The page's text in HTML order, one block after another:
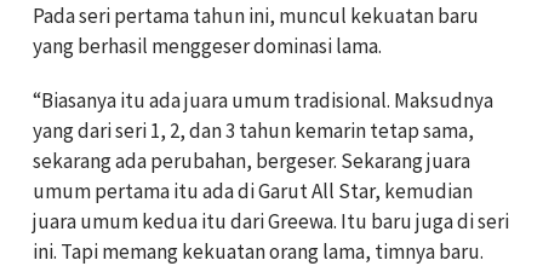
Pada seri pertama tahun ini, muncul kekuatan baru
yang berhasil menggeser dominasi lama.
“Biasanya itu ada juara umum tradisional. Maksudnya
yang dari seri 1, 2, dan 3 tahun kemarin tetap sama,
sekarang ada perubahan, bergeser. Sekarang juara
umum pertama itu ada di Garut All Star, kemudian
juara umum kedua itu dari Greewa. Itu baru juga di seri
ini. Tapi memang kekuatan orang lama, timnya baru.